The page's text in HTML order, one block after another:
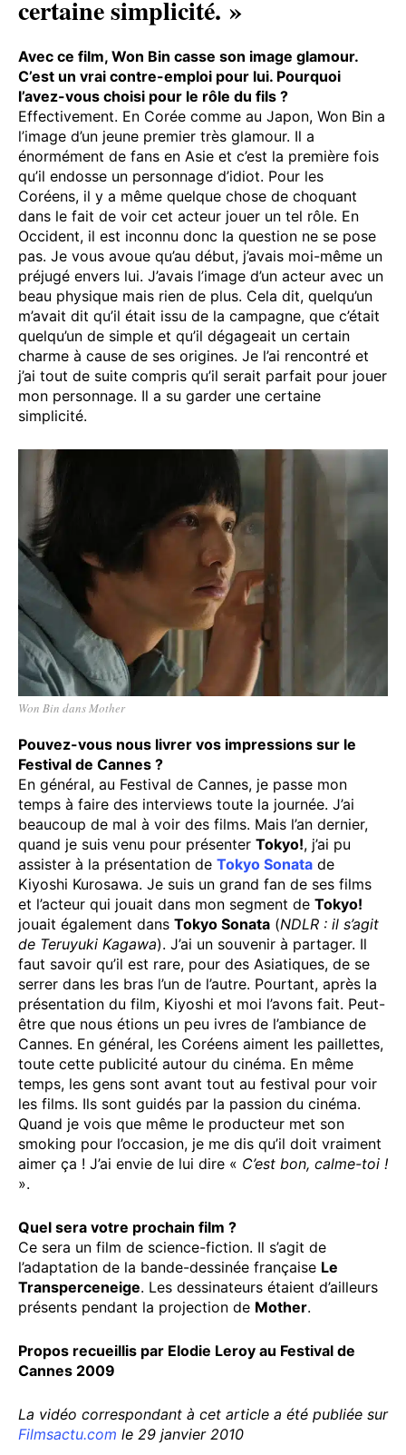
certaine simplicité. »
Avec ce film, Won Bin casse son image glamour.
C’est un vrai contre-emploi pour lui. Pourquoi
l’avez-vous choisi pour le rôle du fils ?
Effectivement. En Corée comme au Japon, Won Bin a
l’image d’un jeune premier très glamour. Il a
énormément de fans en Asie et c’est la première fois
qu’il endosse un personnage d’idiot. Pour les
Coréens, il y a même quelque chose de choquant
dans le fait de voir cet acteur jouer un tel rôle. En
Occident, il est inconnu donc la question ne se pose
pas. Je vous avoue qu’au début, j’avais moi-même un
préjugé envers lui. J’avais l’image d’un acteur avec un
beau physique mais rien de plus. Cela dit, quelqu’un
m’avait dit qu’il était issu de la campagne, que c’était
quelqu’un de simple et qu’il dégageait un certain
charme à cause de ses origines. Je l’ai rencontré et
j’ai tout de suite compris qu’il serait parfait pour jouer
mon personnage. Il a su garder une certaine
simplicité.
Won Bin dans Mother
Pouvez-vous nous livrer vos impressions sur le
Festival de Cannes ?
En général, au Festival de Cannes, je passe mon
temps à faire des interviews toute la journée. J’ai
beaucoup de mal à voir des films. Mais l’an dernier,
quand je suis venu pour présenter Tokyo!, j’ai pu
assister à la présentation de Tokyo Sonata de
Kiyoshi Kurosawa. Je suis un grand fan de ses films
et l’acteur qui jouait dans mon segment de Tokyo!
jouait également dans Tokyo Sonata (NDLR : il s’agit
de Teruyuki Kagawa). J’ai un souvenir à partager. Il
faut savoir qu’il est rare, pour des Asiatiques, de se
serrer dans les bras l’un de l’autre. Pourtant, après la
présentation du film, Kiyoshi et moi l’avons fait. Peut-
être que nous étions un peu ivres de l’ambiance de
Cannes. En général, les Coréens aiment les paillettes,
toute cette publicité autour du cinéma. En même
temps, les gens sont avant tout au festival pour voir
les films. Ils sont guidés par la passion du cinéma.
Quand je vois que même le producteur met son
smoking pour l’occasion, je me dis qu’il doit vraiment
aimer ça ! J’ai envie de lui dire « C’est bon, calme-toi !
».
Quel sera votre prochain film ?
Ce sera un film de science-fiction. Il s’agit de
l’adaptation de la bande-dessinée française Le
Transperceneige. Les dessinateurs étaient d’ailleurs
présents pendant la projection de Mother.
Propos recueillis par Elodie Leroy au Festival de
Cannes 2009
La vidéo correspondant à cet article a été publiée sur
Filmsactu.com le 29 janvier 2010